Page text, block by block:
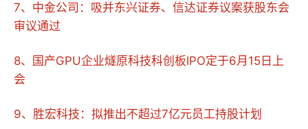
7、中金公司：吸并东兴证券、信达证券议案获股东会
审议通过
8、国产GPU企业燧原科技科创板IPO定于6月15日上
会
9、胜宏科技：拟推出不超过7亿元员工持股计划